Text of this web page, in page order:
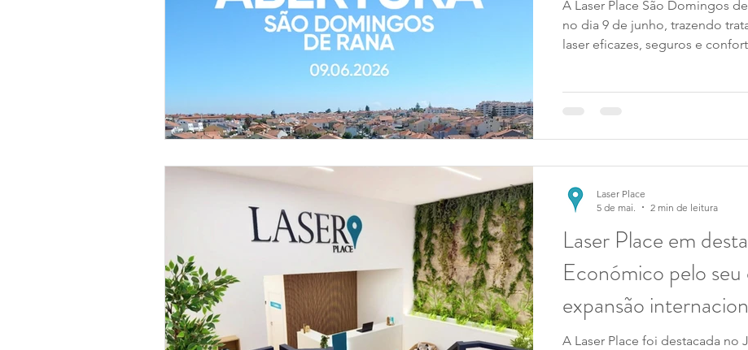
A Laser Place São Domingos
no dia 9 de junho, trazendo
laser eficazes, seguros e
Laser Place em
Económico pelo
expansão
A Laser Place foi destacada no
Laser Place
5 de mai.
2 min de leitura